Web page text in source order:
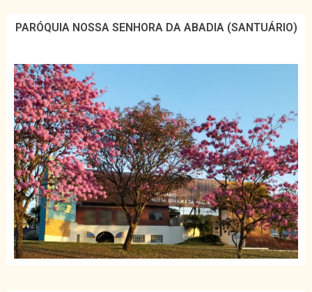
PARÓQUIA NOSSA SENHORA DA ABADIA (SANTUÁRIO)